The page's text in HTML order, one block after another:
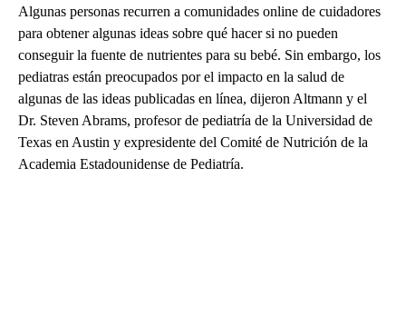
Algunas personas recurren a comunidades online de cuidadores
para obtener algunas ideas sobre qué hacer si no pueden
conseguir la fuente de nutrientes para su bebé. Sin embargo, los
pediatras están preocupados por el impacto en la salud de
algunas de las ideas publicadas en línea, dijeron Altmann y el
Dr. Steven Abrams, profesor de pediatría de la Universidad de
Texas en Austin y expresidente del Comité de Nutrición de la
Academia Estadounidense de Pediatría.